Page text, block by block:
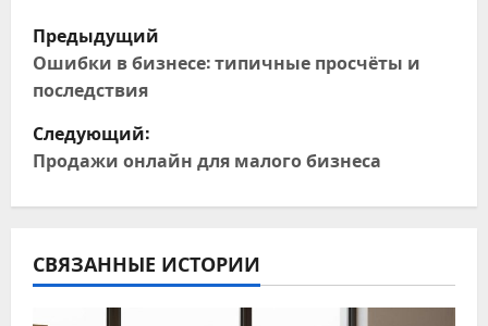
Н
а
в
и
г
а
ц
Предыдущий
Ошибки в бизнесе: типичные просчёты и
последствия
Следующий:
Продажи онлайн для малого бизнеса
СВЯЗАННЫЕ ИСТОРИИ